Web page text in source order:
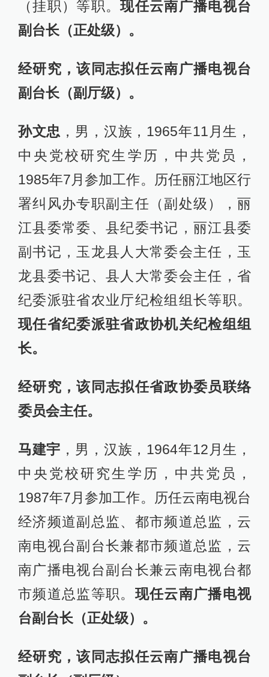
（挂职）等职。现任云南广播电视台
副台长（正处级）。
经研究，该同志拟任云南广播电视台
副台长（副厅级）。
孙文忠 ，男，汉族，1965年11月生，
中央党校研究生学历，中共党员，
1985年7月参加工作。历任丽江地区行
署纠风办专职副主任（副处级），丽
江县委常委、县纪委书记，丽江县委
副书记，玉龙县人大常委会主任，玉
龙县委书记、县人大常委会主任，省
纪委派驻省农业厅纪检组组长等职。
现任省纪委派驻省政协机关纪检组组
长。
经研究，该同志拟任省政协委员联络
委员会主任。
马建宇 ，男，汉族，1964年12月生，
中央党校研究生学历，中共党员，
1987年7月参加工作。历任云南电视台
经济频道副总监、都市频道总监，云
南电视台副台长兼都市频道总监，云
南广播电视台副台长兼云南电视台都
市频道总监等职。现任云南广播电视
台副台长（正处级）。
经研究，该同志拟任云南广播电视台